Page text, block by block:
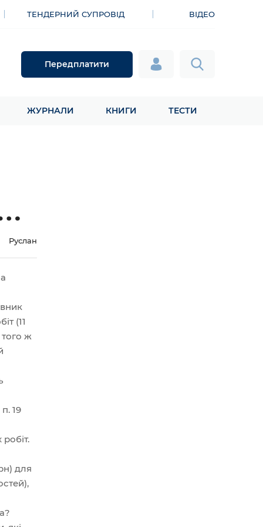
ТЕНДЕРНИЙ СУПРОВІД ВІДЕО
Передплатити
ЖУРНАЛИ КНИГИ ТЕСТИ
Руслан
(11
ж
19
для